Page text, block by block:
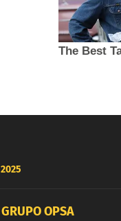
2025
GRUPO OPSA